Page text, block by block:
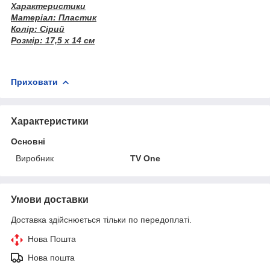
Характеристики
Матеріал: Пластик
Колір: Сірий
Розмір: 17,5 х 14 см
Приховати
Характеристики
Основні
Виробник
TV One
Умови доставки
Доставка здійснюється тільки по передоплаті.
Нова Пошта
Нова пошта